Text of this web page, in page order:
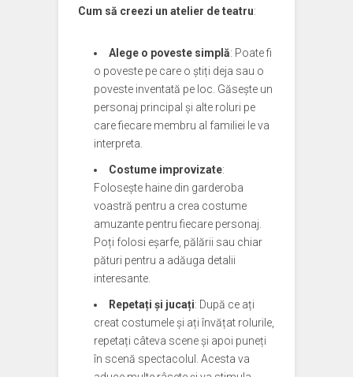
Cum să creezi un atelier de teatru:
Alege o poveste simplă: Poate fi
o poveste pe care o știți deja sau o
poveste inventată pe loc. Găsește un
personaj principal și alte roluri pe
care fiecare membru al familiei le va
interpreta.
Costume improvizate:
Folosește haine din garderoba
voastră pentru a crea costume
amuzante pentru fiecare personaj.
Poți folosi eșarfe, pălării sau chiar
pături pentru a adăuga detalii
interesante.
Repetați și jucați: După ce ați
creat costumele și ați învățat rolurile,
repetați câteva scene și apoi puneți
în scenă spectacolul. Acesta va